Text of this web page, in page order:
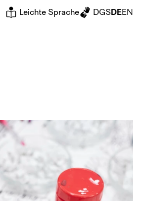
Leichte Sprache DGSDEEN